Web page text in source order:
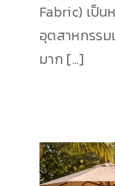
Fabric) เป็น
อุตสาหกรรม
มาก [...]